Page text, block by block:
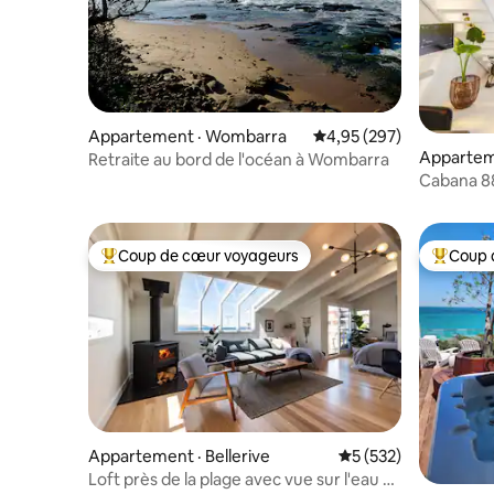
Appartement · Wombarra Note moyenne de 4,95
4,95 (297)
Retraite au bord de l'océan à Wombarra
Cabana
Coup de cœur voyageurs parmi les plus aimés
Coup de cœur voyageurs
Appartement · Bellerive Note moyenne de 5
5 (532)
Loft près de la plage avec vue sur l'eau à
Coup
Coup